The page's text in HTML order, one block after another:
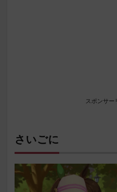
スポンサー
さいごに